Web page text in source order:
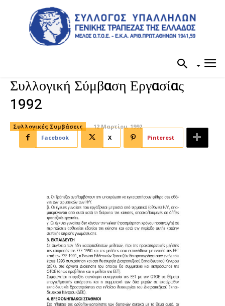
Συλλογική Σύμβαση Εργασίας
1992
Συλλογικές Συμβάσεις
12 Μαρτίου, 1992
Facebook
X Pinterest